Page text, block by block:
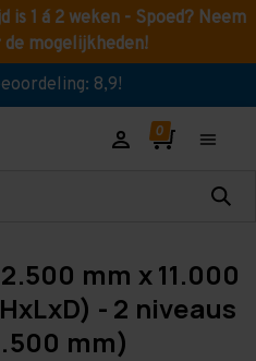
is 1 á 2 weken - Spoed? Neem
mogelijkheden!
8,9!
mm x 11.000
- 2 niveaus
mm)